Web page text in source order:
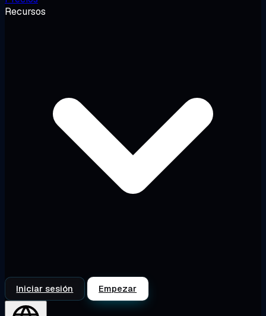
Recursos
Iniciar sesión Empezar